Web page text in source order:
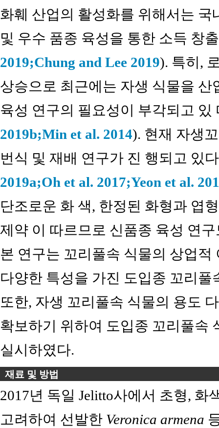
화훼 산업의 활성화를 위해서는
및 우수 품종 육성을 통한 소득 창
2019;Chung and Lee 2019). 특히,
상승으로 최근에는 자생 식물을
육성 연구의 필요성이 부각되고 있
2019b;Min et al. 2014). 현재 자생
번식 및 재배 연구가 진 행되고 있
2019a;Oh et al. 2017;Yeon et al.
단조로운 화 색, 한정된 화형과 엽
제약 이 따르므로 신품종 육성 연
본 연구는 꼬리풀속 식물의 상업
다양한 특성을 가진 도입종 꼬리
또한, 자생 꼬리풀속 식물의 용도
확보하기 위하여 도입종 꼬리풀속
실시하였다.
재료 및 방법
2017년 독일 Jelitto사에서 초형, 화
고려하여 선발한 Veronica armena